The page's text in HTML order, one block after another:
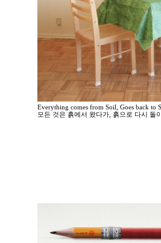
Everything comes from Soil, Goes back to
모든 것은 흙에서 왔다가, 흙으로 다시 돌